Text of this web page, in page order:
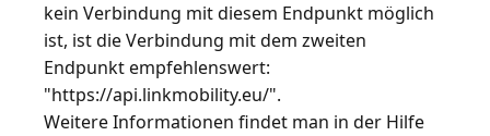
kein Verbindung mit diesem Endpunkt möglich
ist, ist die Verbindung mit dem zweiten
Endpunkt empfehlenswert:
"https://api.linkmobility.eu/".
Weitere Informationen findet man in der Hilfe